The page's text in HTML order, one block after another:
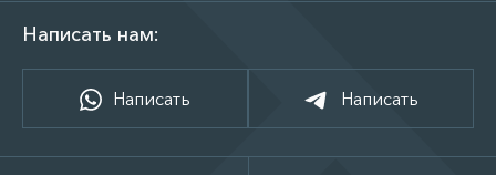
Написать нам:
Написать Написать